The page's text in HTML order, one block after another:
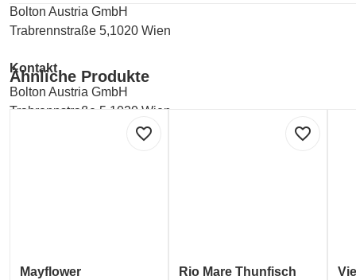
Bolton Austria GmbH
Trabrennstraße 5,1020 Wien
Kontakt
Bolton Austria GmbH
Trabrennstraße 5,1020 Wien
Identitätskennzeichen und Genusstauglichkeitskennzeichen
Ähnliche Produkte
favorite_border
Mayflower
favorite_border
Rio Mare Thunfisch